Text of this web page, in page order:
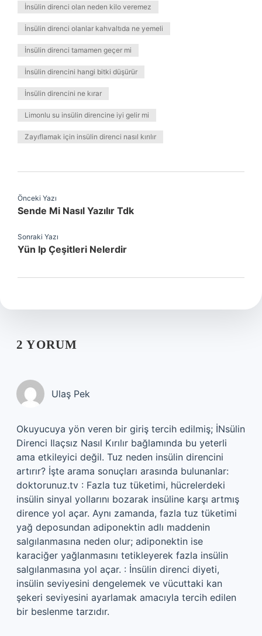
İnsülin direnci olan neden kilo veremez
İnsülin direnci olanlar kahvaltıda ne yemeli
İnsülin direnci tamamen geçer mi
İnsülin direncini hangi bitki düşürür
İnsülin direncini ne kırar
Limonlu su insülin direncine iyi gelir mi
Zayıflamak için insülin direnci nasıl kırılır
Önceki Yazı
Sende Mi Nasıl Yazılır Tdk
Sonraki Yazı
Yün Ip Çeşitleri Nelerdir
2 YORUM
Ulaş Pek
Okuyucuya yön veren bir giriş tercih edilmiş; İNsülin
Direnci Ilaçsız Nasıl Kırılır bağlamında bu yeterli
ama etkileyici değil. Tuz neden insülin direncini
artırır? İşte arama sonuçları arasında bulunanlar:
doktorunuz.tv : Fazla tuz tüketimi, hücrelerdeki
insülin sinyal yollarını bozarak insüline karşı artmış
dirence yol açar. Aynı zamanda, fazla tuz tüketimi
yağ deposundan adiponektin adlı maddenin
salgılanmasına neden olur; adiponektin ise
karaciğer yağlanmasını tetikleyerek fazla insülin
salgılanmasına yol açar. : İnsülin direnci diyeti,
insülin seviyesini dengelemek ve vücuttaki kan
şekeri seviyesini ayarlamak amacıyla tercih edilen
bir beslenme tarzıdır.